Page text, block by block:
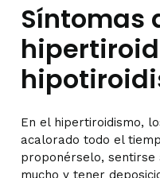
Síntomas
En el hipertiroidismo,
acalorado todo el
proponérselo, sentirse
mucho y tener